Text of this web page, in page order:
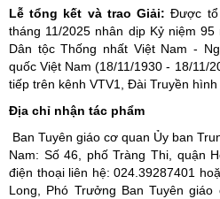
Lễ tổng kết và trao Giải: Được tổ
tháng 11/2025 nhân dịp Kỷ niệm
Dân tộc Thống nhất Việt Nam -
quốc Việt Nam (18/11/1930 - 18/11/
tiếp trên kênh VTV1, Đài Truyền hình
Địa chỉ nhận tác phẩm
Ban Tuyên giáo cơ quan Ủy ban
Nam: Số 46, phố Tràng Thi, quận
điện thoại liên hệ: 024.39287401
Long, Phó Trưởng Ban Tuyên